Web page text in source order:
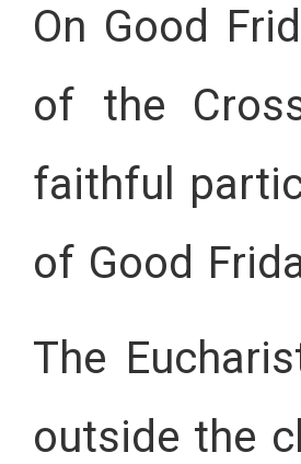
On Good
of the
faithful
of Good
The
outside the